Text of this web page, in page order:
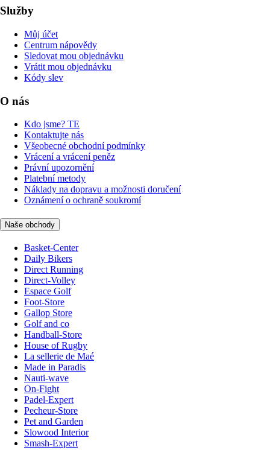
Služby
Můj účet
Centrum nápovědy
Sledovat mou objednávku
Vrátit mou objednávku
Kódy slev
O nás
Kdo jsme? TE
Kontaktujte nás
Všeobecné obchodní podmínky
Vrácení a vrácení peněz
Právní upozornění
Platební metody
Náklady na dopravu a možnosti doručení
Oznámení o ochraně soukromí
Naše obchody
Basket-Center
Daily Bikers
Direct Running
Direct-Volley
Espace Golf
Foot-Store
Gallop Store
Golf and co
Handball-Store
House of Rugby
La sellerie de Maé
Made in Paradis
Nauti-wave
On-Fight
Padel-Expert
Pecheur-Store
Pet and Garden
Slowood Interior
Smash-Expert